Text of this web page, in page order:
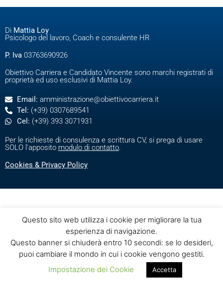
Di Mattia Loy
Psicologo del lavoro, Coach e consulente HR
P. Iva 03763690926
Obiettivo Carriera e Candidato Vincente sono marchi registrati di
proprietà ed uso esclusivi di Mattia Loy.
Email: amministrazione@obiettivocarriera.it
Tel: (+39) 0307689541
Cel: (+39) 393 3071931
Per le richieste di consulenza e scrittura CV, si prega di usare
SOLO l'apposito modulo di contatto.
Cookies & Privacy Policy
Questo sito web utilizza i cookie per migliorare la tua
esperienza di navigazione.
Questo banner si chiuderà entro 10 secondi: se lo desideri,
puoi cambiare il mondo in cui i cookie vengono gestiti.
Impostazione dei Cookie
Accetta